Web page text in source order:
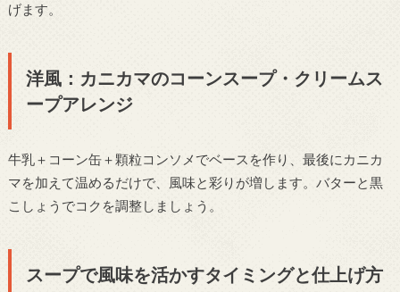
げます。
洋風：カニカマのコーンスープ・クリームス
ープアレンジ
牛乳＋コーン缶＋顆粒コンソメでベースを作り、最後にカニカ
マを加えて温めるだけで、風味と彩りが増します。バターと黒
こしょうでコクを調整しましょう。
スープで風味を活かすタイミングと仕上げ方